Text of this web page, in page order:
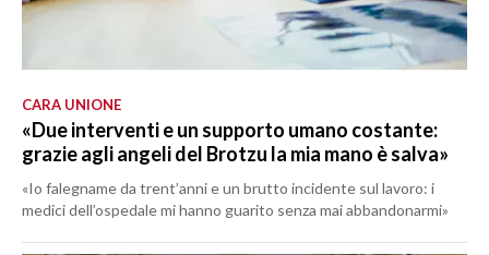
CARA UNIONE
«Due interventi e un supporto umano costante:
grazie agli angeli del Brotzu la mia mano è salva»
«Io falegname da trent’anni e un brutto incidente sul lavoro: i
medici dell’ospedale mi hanno guarito senza mai abbandonarmi»